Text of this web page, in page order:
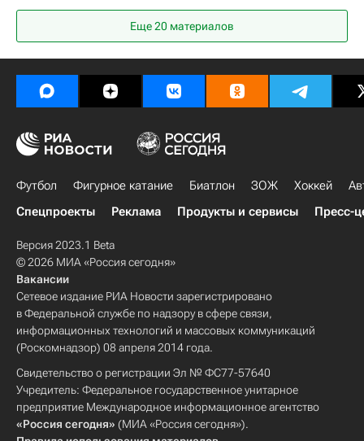
Серия А 2026-2027 (Чемпионат Италии по футболу)
Еще 20 материалов
Футбол Фигурное катание Биатлон ЗОЖ Хоккей
Спецпроекты
Реклама Продукты и сервисы Пресс-
Версия 2023.1 Beta
© 2026 МИА «Россия сегодня»
Вакансии
Сетевое издание РИА Новости зарегистрировано
в Федеральной службе по надзору в сфере связи,
информационных технологий и массовых коммуникаций
(Роскомнадзор) 08 апреля 2014 года.
Свидетельство о регистрации Эл № ФС77-57640
Учредитель: Федеральное государственное унитарное
предприятие Международное информационное агентство
«Россия сегодня» (МИА «Россия сегодня»).